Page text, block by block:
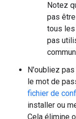
Notez
pas
tous
pas
N'oubliez
le mot de
fichier de
installer ou
Cela élimine